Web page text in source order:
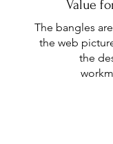
Value
The bangles
the web
the